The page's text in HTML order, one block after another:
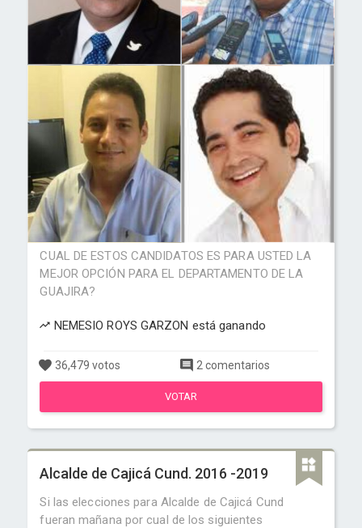
CUAL DE ESTOS CANDIDATOS ES PARA USTED LA
MEJOR OPCIÓN PARA EL DEPARTAMENTO DE LA
GUAJIRA?
NEMESIO ROYS GARZON está ganando
36,479 votos 2 comentarios
VOTAR
Alcalde de Cajicá Cund. 2016 -2019
Si las elecciones para Alcalde de Cajicá Cund
fueran mañana por cual de los siguientes